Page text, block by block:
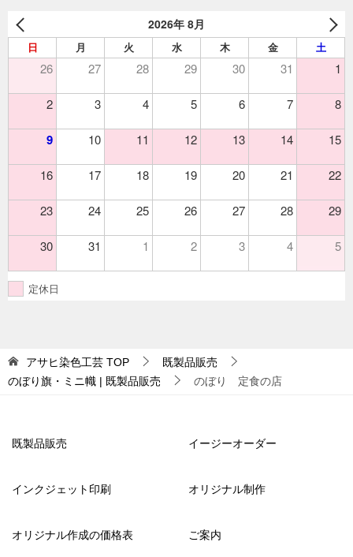
2026年 8月
日 月 火 水 木 金 土
26 27 28 29 30 31 1
2 3 4 5 6 7 8
9 10 11 12 13 14 15
16 17 18 19 20 21 22
23 24 25 26 27 28 29
30 31 1 2 3 4 5
定休日
アサヒ染色工芸 TOP
既製品販売
のぼり旗・ミニ幟 | 既製品販売
のぼり 定食の店
既製品販売 イージーオーダー
インクジェット印刷 オリジナル制作
オリジナル作成の価格表 ご案内